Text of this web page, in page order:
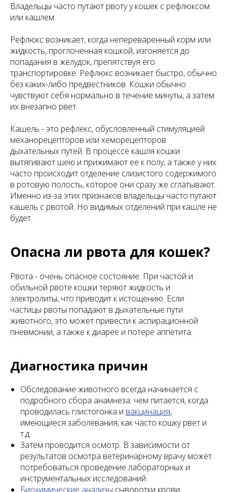
Владельцы часто путают рвоту у кошек с рефлюксом
или кашлем.
Рефлюкс возникает, когда непереваренный корм или
жидкость, проглоченная кошкой, изгоняется до
попадания в желудок, препятствуя его
транспортировке. Рефлюкс возникает быстро, обычно
без каких-либо предвестников. Кошки обычно
чувствуют себя нормально в течение минуты, а затем
их внезапно рвет.
Кашель - это рефлекс, обусловленный стимуляцией
механорецепторов или хеморецепторов
дыхательных путей. В процессе кашля кошки
вытягивают шею и прижимают ее к полу, а также у них
часто происходит отделение слизистого содержимого
в ротовую полость, которое они сразу же сглатывают.
Именно из-за этих признаков владельцы часто путают
кашель с рвотой. Но видимых отделений при кашле не
будет.
Опасна ли рвота для кошек?
Рвота - очень опасное состояние. При частой и
обильной рвоте кошки теряют жидкость и
электролиты, что приводит к истощению. Если
частицы рвоты попадают в дыхательные пути
животного, это может привести к аспирационной
пневмонии, а также к диарее и потере аппетита.
Диагностика причин
Обследование животного всегда начинается с
подробного сбора анамнеза: чем питается, когда
проводилась глистогонка и вакцинация,
имеющиеся заболевания, как часто кошку рвет и
т.д.
Затем проводится осмотр. В зависимости от
результатов осмотра ветеринарному врачу может
потребоваться проведение лабораторных и
инструментальных исследований.
Биохимические анализы сыворотки крови